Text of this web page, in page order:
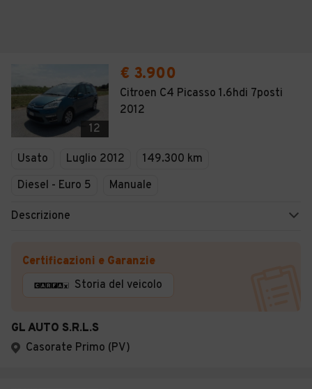
12
€ 3.900
Citroen C4 Picasso 1.6hdi 7posti
2012
Usato Luglio 2012
149.300 km
Diesel - Euro 5
Manuale
Descrizione
Certificazioni e Garanzie
Storia del veicolo
GL AUTO S.R.L.S
Casorate Primo (PV)